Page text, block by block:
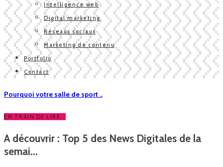
Intelligence web
Digital marketing
Réseaux sociaux
Marketing de contenu
Portfolio
Contact
Pourquoi votre salle de sport ..
EN TRAIN DE LIRE...
A découvrir : Top 5 des News Digitales de la
semai...